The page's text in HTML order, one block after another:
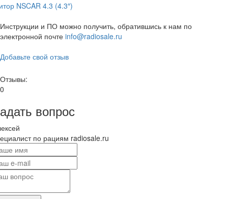
NSCAR 4.3 (4.3″)
Инструкции и ПО можно получить, обратившись к нам по
электронной почте info@radiosale.ru
Добавьте свой отзыв
Отзывы:
0
вопрос
по рациям radiosale.ru